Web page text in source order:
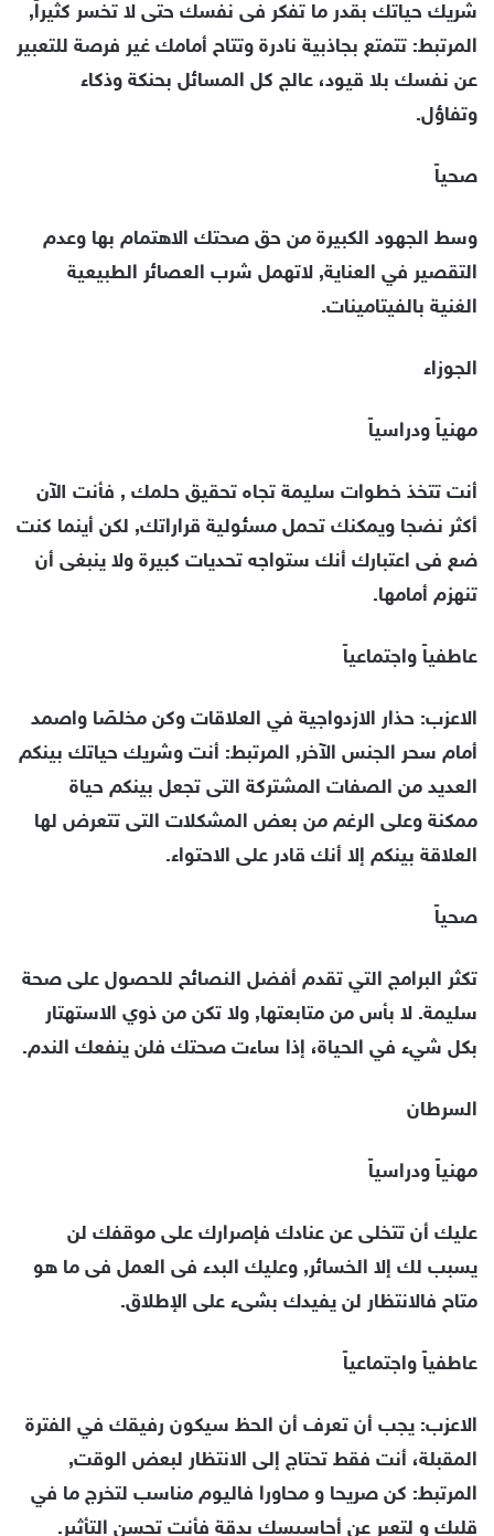
شريك حياتك بقدر ما تفكر فى نفسك حتى لا تخسر كثيراً,
المرتبط: تتمتع بجاذبية نادرة وتتاح أمامك غير فرصة للتعبير
عن نفسك بلا قيود، عالج كل المسائل بحنكة وذكاء
وتفاؤل.
صحياً
وسط الجهود الكبيرة من حق صحتك الاهتمام بها وعدم
التقصير في العناية, لاتهمل شرب العصائر الطبيعية
الغنية بالفيتامينات.
الجوزاء
مهنياً ودراسياً
أنت تتخذ خطوات سليمة تجاه تحقيق حلمك , فأنت الآن
أكثر نضجا ويمكنك تحمل مسئولية قراراتك, لكن أينما كنت
ضع فى اعتبارك أنك ستواجه تحديات كبيرة ولا ينبغى أن
تنهزم أمامها.
عاطفياً واجتماعياً
الاعزب: حذار الازدواجية في العلاقات وكن مخلصًا واصمد
أمام سحر الجنس الآخر, المرتبط: أنت وشريك حياتك بينكم
العديد من الصفات المشتركة التى تجعل بينكم حياة
ممكنة وعلى الرغم من بعض المشكلات التى تتعرض لها
العلاقة بينكم إلا أنك قادر على الاحتواء.
صحياً
تكثر البرامج التي تقدم أفضل النصائح للحصول على صحة
سليمة. لا بأس من متابعتها, ولا تكن من ذوي الاستهتار
بكل شيء في الحياة، إذا ساءت صحتك فلن ينفعك الندم.
السرطان
مهنياً ودراسياً
عليك أن تتخلى عن عنادك فإصرارك على موقفك لن
يسبب لك إلا الخسائر, وعليك البدء فى العمل فى ما هو
متاح فالانتظار لن يفيدك بشىء على الإطلاق.
عاطفياً واجتماعياً
الاعزب: يجب أن تعرف أن الحظ سيكون رفيقك في الفترة
المقبلة، أنت فقط تحتاج إلى الانتظار لبعض الوقت,
المرتبط: كن صريحا و محاورا فاليوم مناسب لتخرج ما في
قلبك و لتعبر عن أحاسيسك بدقة فأنت تحسن التأثير.